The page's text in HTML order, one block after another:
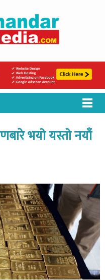
भयो यस्तो नयाँ